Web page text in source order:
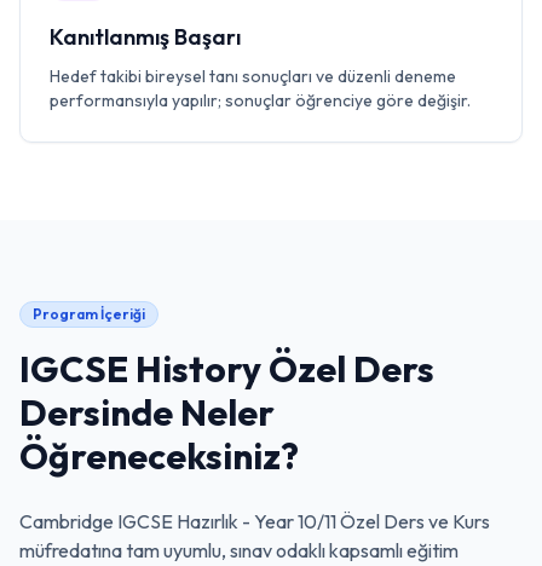
Kanıtlanmış Başarı
Hedef takibi bireysel tanı sonuçları ve düzenli deneme
performansıyla yapılır; sonuçlar öğrenciye göre değişir.
Program İçeriği
IGCSE History Özel Ders
Dersinde Neler
Öğreneceksiniz?
Cambridge IGCSE Hazırlık - Year 10/11 Özel Ders ve Kurs
müfredatına tam uyumlu, sınav odaklı kapsamlı eğitim